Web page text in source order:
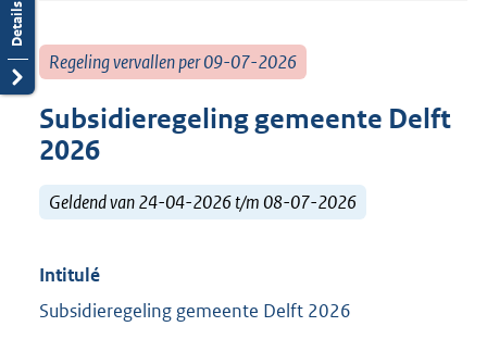
Regeling vervallen per 09-07-2026
Subsidieregeling gemeente Delft
2026
Geldend van 24-04-2026 t/m 08-07-2026
Intitulé
Subsidieregeling gemeente Delft 2026